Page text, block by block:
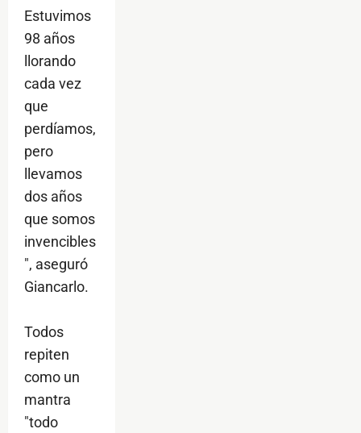
Estuvimos
98 años
llorando
cada vez
que
perdíamos,
pero
llevamos
dos años
que somos
invencibles
", aseguró
Giancarlo.
Todos
repiten
como un
mantra
"todo